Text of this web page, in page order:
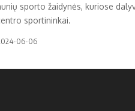
spor­to žai­dy­nės, ku­rio­se
spor­ti­nin­kai.
06-06